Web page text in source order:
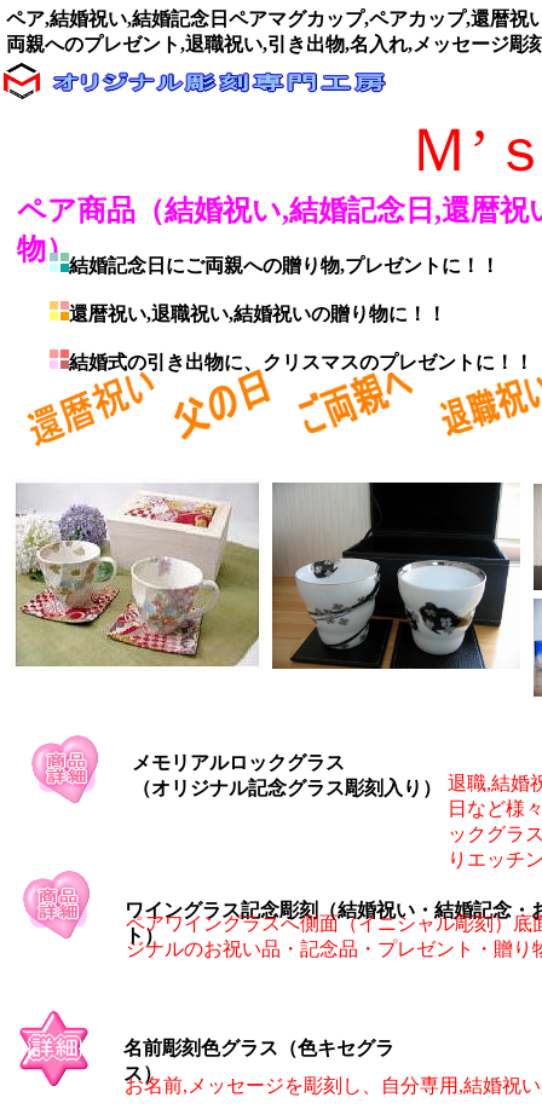
ペア,結婚祝い,結婚記念日ペアマグカップ,ペアカップ,還暦祝
両親へのプレゼント,退職祝い,引き出物,名入れ,メッセージ彫
Ｍ’
ペア商品（結婚祝い,結婚記念日,還暦
物）
お名前,メッセージを彫刻し、自分専用,結婚祝
ペアワイングラスへ側面（イニシャル彫刻）底
ジナルのお祝い品・記念品・プレゼント・贈り
結婚記念日にご両親への贈り物,プレゼントに！！
還暦祝い,退職祝い,結婚祝いの贈り物に！！
結婚式の引き出物に、クリスマスのプレゼントに！！
ワイングラス記念彫刻（結婚祝い・結婚記念・
ト）
メモリアルロックグラス
（オリジナル記念グラス彫刻入り）
名前彫刻色グラス（色キセグラ
ス）
退職,結婚
日など様
ックグラ
りエッチ